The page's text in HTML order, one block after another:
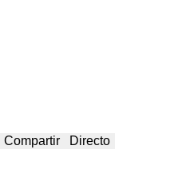
Compartir Directo